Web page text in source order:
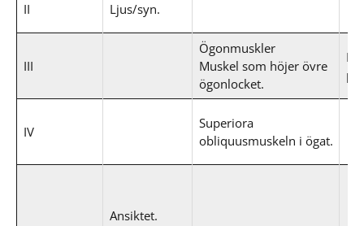
II Ljus/syn.
III
Ögonmuskler
Muskel som höjer övre
ögonlocket.
IV
Superiora
obliquusmuskeln i ögat.
Ansiktet.